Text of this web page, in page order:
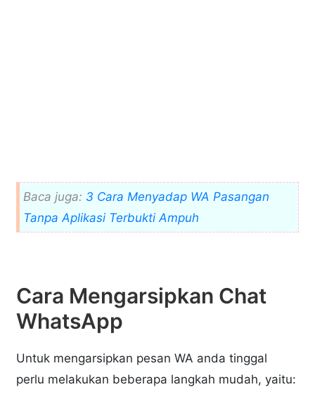
Baca juga: 3 Cara Menyadap WA Pasangan
Tanpa Aplikasi Terbukti Ampuh
Cara Mengarsipkan Chat
WhatsApp
Untuk mengarsipkan pesan WA anda tinggal
perlu melakukan beberapa langkah mudah, yaitu: